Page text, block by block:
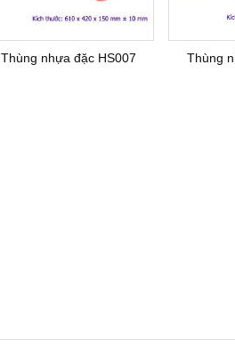
Thùng nhựa đặc HS007 Thùng